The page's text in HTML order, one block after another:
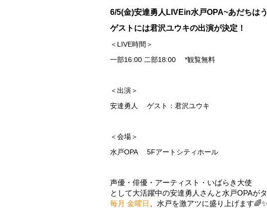
6/5(金)安達勇人LIVEin水戸OPA~あだちは
ゲストには君沢ユウキの出演が決定！
＜LIVE時間＞
一部16:00 二部18:00 *観覧無料
＜出演＞
安達勇人 ゲスト：君沢ユウキ
＜会場＞
水戸OPA 5Fアートシティホール
声優・俳優・アーティスト・いばらき大使
として大活躍中の安達勇人さんと水戸OPAがタ
毎月 金曜日
、水戸を激アツに盛り上げます🌈✨